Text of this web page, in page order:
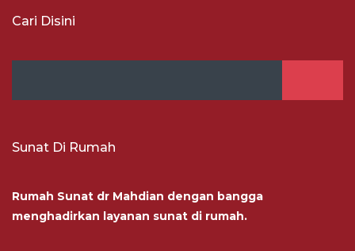
Cari Disini
Sunat Di Rumah
Rumah Sunat dr Mahdian dengan bangga
menghadirkan layanan sunat di rumah.